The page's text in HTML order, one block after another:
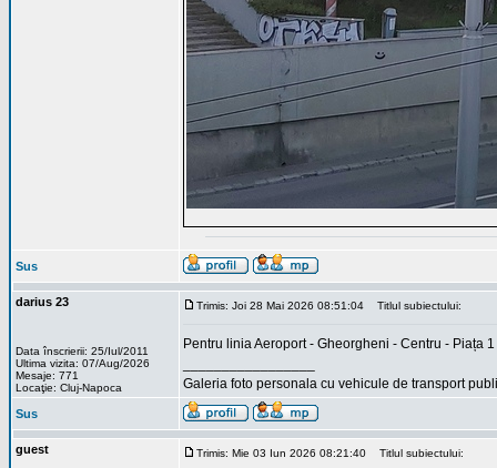
Sus
darius 23
Data înscrierii: 25/Iul/2011
Ultima vizita: 07/Aug/2026
Mesaje: 771
Locaţie: Cluj-Napoca
Trimis: Joi 28 Mai 2026 08:51:04 Titlul subiectului:
Pentru linia Aeroport - Gheorgheni - Centru - Piața
Galeria foto personala cu vehicule de transport
Sus
guest Trimis: Mie 03 Iun 2026 08:21:40 Titlul subiectului: